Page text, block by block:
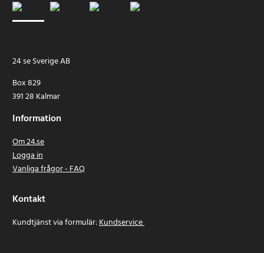
24 se Sverige AB
Box 829
391 28 Kalmar
Information
Om 24.se
Logga in
Vanliga frågor - FAQ
Kontakt
Kundtjänst via formulär:Kundservice